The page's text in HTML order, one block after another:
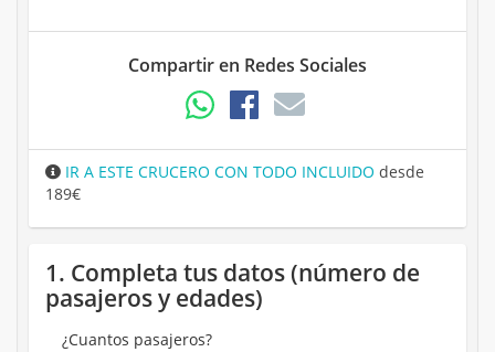
Compartir en Redes Sociales
IR A ESTE CRUCERO CON TODO INCLUIDO desde
189€
1. Completa tus datos (número de
pasajeros y edades)
¿Cuantos pasajeros?